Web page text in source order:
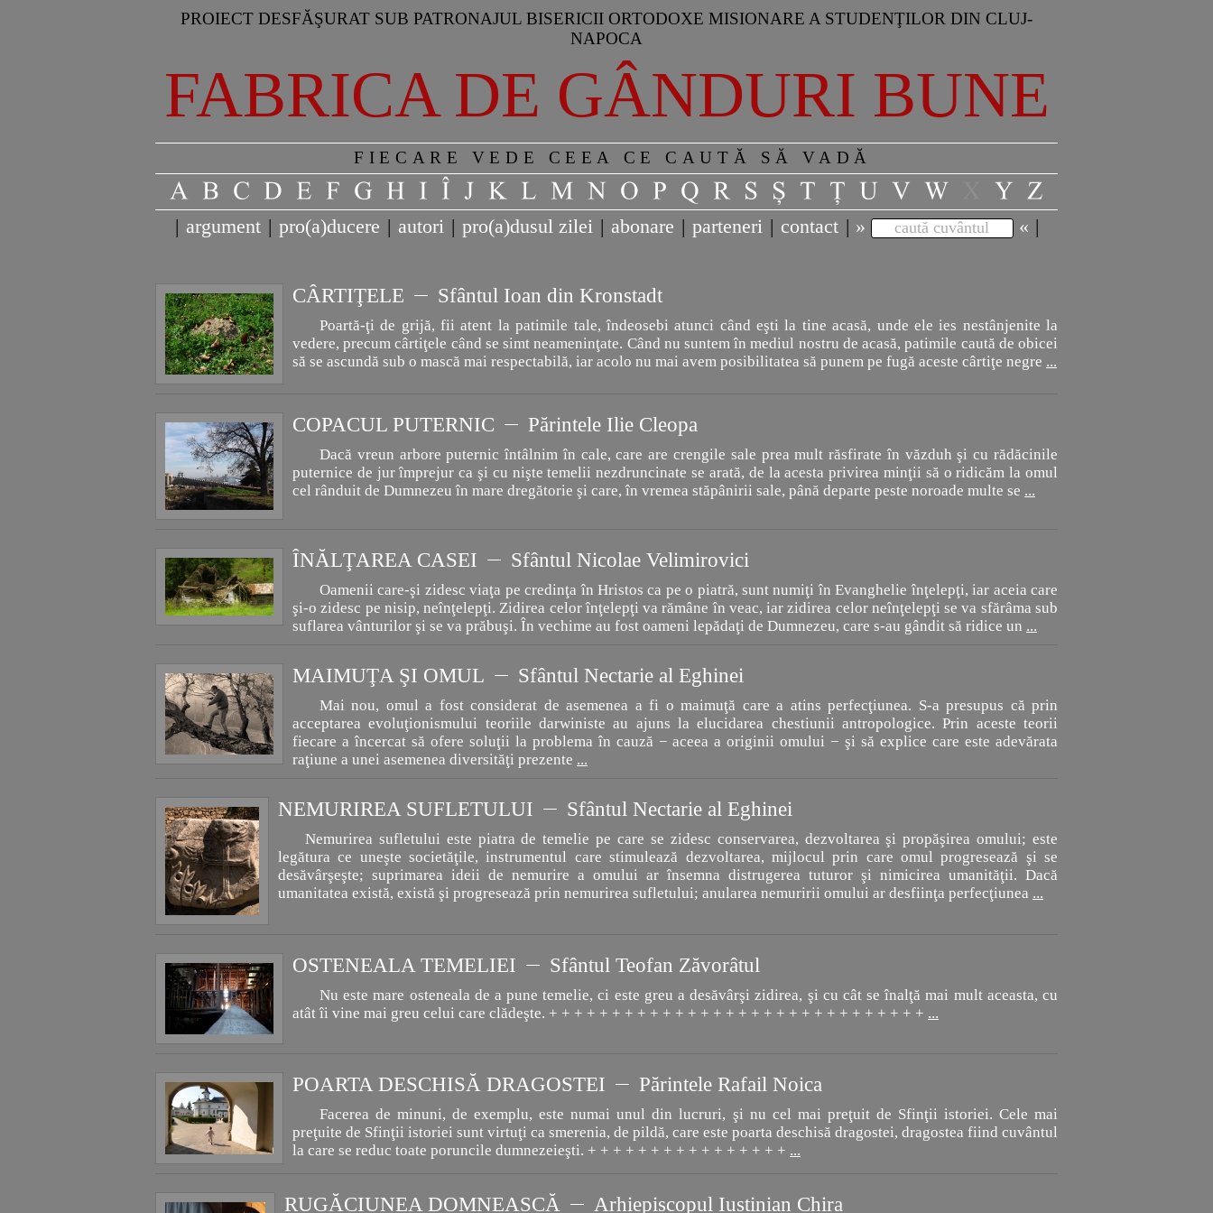
PROIECT DESFĂŞURAT SUB PATRONAJUL BISERICII ORTODOXE MISIONARE A STUDENŢILOR DIN CLUJ-
NAPOCA
FABRICA DE GÂNDURI BUNE
FIECARE VEDE CEEA CE CAUTĂ SĂ VADĂ
| argument | pro(a)ducere | autori | pro(a)dusul zilei | abonare | parteneri | contact | » «
caută cuvântul |
CÂRTIŢELE Sfântul Ioan din Kronstadt
Poartă-ţi de grijă, fii atent la patimile tale, îndeosebi atunci când eşti la tine acasă, unde ele ies nestânjenite la
vedere, precum cârtiţele când se simt neameninţate. Când nu suntem în mediul nostru de acasă, patimile caută de obicei
să se ascundă sub o mască mai respectabilă, iar acolo nu mai avem posibilitatea să punem pe fugă aceste cârtiţe negre ...
COPACUL PUTERNIC Părintele Ilie Cleopa
Dacă vreun arbore puternic întâlnim în cale, care are crengile sale prea mult răsfirate în văzduh şi cu rădăcinile
puternice de jur împrejur ca şi cu nişte temelii nezdruncinate se arată, de la acesta privirea minţii să o ridicăm la omul
cel rânduit de Dumnezeu în mare dregătorie şi care, în vremea stăpânirii sale, până departe peste noroade multe se ...
ÎNĂLŢAREA CASEI Sfântul Nicolae Velimirovici
Oamenii care-şi zidesc viaţa pe credinţa în Hristos ca pe o piatră, sunt numiţi în Evanghelie înţelepţi, iar aceia care
şi-o zidesc pe nisip, neînţelepţi. Zidirea celor înţelepţi va rămâne în veac, iar zidirea celor neînţelepţi se va sfărâma sub
suflarea vânturilor şi se va prăbuşi. În vechime au fost oameni lepădaţi de Dumnezeu, care s-au gândit să ridice un ...
MAIMUŢA ŞI OMUL Sfântul Nectarie al Eghinei
Mai nou, omul a fost considerat de asemenea a fi o maimuţă care a atins perfecţiunea. S-a presupus că prin
acceptarea evoluţionismului teoriile darwiniste au ajuns la elucidarea chestiunii antropologice. Prin aceste teorii
fiecare a încercat să ofere soluţii la problema în cauză − aceea a originii omului − şi să explice care este adevărata
raţiune a unei asemenea diversităţi prezente ...
NEMURIREA SUFLETULUI Sfântul Nectarie al Eghinei
Nemurirea sufletului este piatra de temelie pe care se zidesc conservarea, dezvoltarea şi propăşirea omului; este
legătura ce uneşte societăţile, instrumentul care stimulează dezvoltarea, mijlocul prin care omul progresează şi se
desăvârşeşte; suprimarea ideii de nemurire a omului ar însemna distrugerea tuturor şi nimicirea umanităţii. Dacă
umanitatea există, există şi progresează prin nemurirea sufletului; anularea nemuririi omului ar desfiinţa perfecţiunea ...
OSTENEALA TEMELIEI Sfântul Teofan Zăvorâtul
Nu este mare osteneala de a pune temelie, ci este greu a desăvârşi zidirea, şi cu cât se înalţă mai mult aceasta, cu
atât îi vine mai greu celui care clădeşte. + + + + + + + + + + + + + + + + + + + + + + + + + + + + + + ...
POARTA DESCHISĂ DRAGOSTEI Părintele Rafail Noica
Facerea de minuni, de exemplu, este numai unul din lucruri, şi nu cel mai preţuit de Sfinţii istoriei. Cele mai
preţuite de Sfinţii istoriei sunt virtuţi ca smerenia, de pildă, care este poarta deschisă dragostei, dragostea fiind cuvântul
la care se reduc toate poruncile dumnezeieşti. + + + + + + + + + + + + + + + + ...
RUGĂCIUNEA DOMNEASCĂ Arhiepiscopul Iustinian Chira